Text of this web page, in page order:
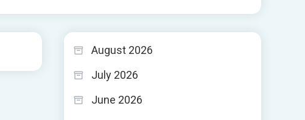
August 2026
July 2026
June 2026